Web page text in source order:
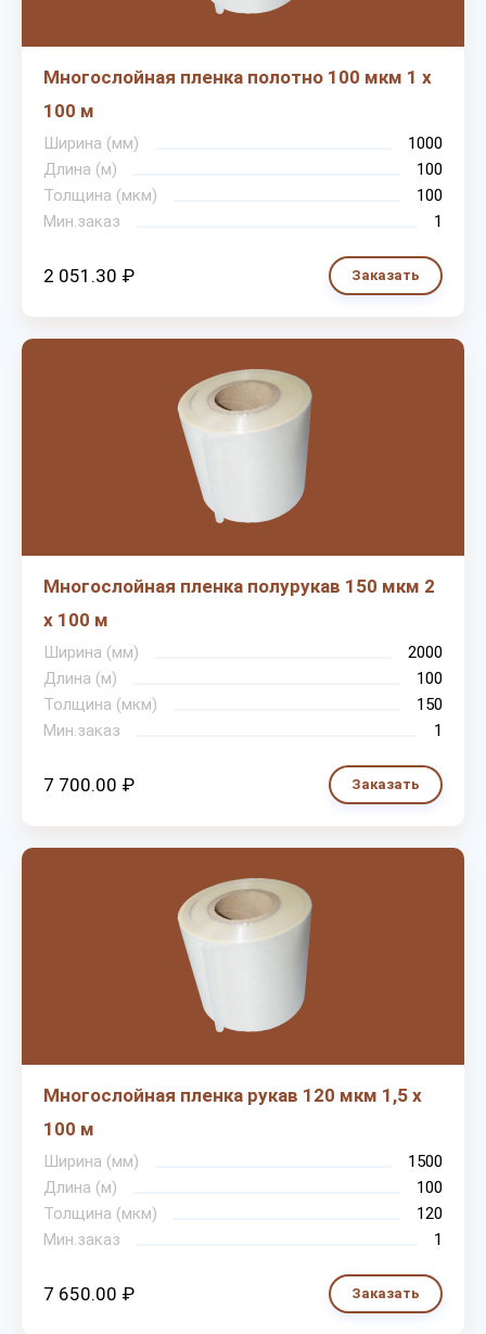
Многослойная пленка полотно 100 мкм 1 х
100 м
Ширина (мм)
1000
Длина (м)
100
Толщина (мкм)
100
Мин.заказ
1
2 051.30 ₽ Заказать
Многослойная пленка полурукав 150 мкм 2
х 100 м
Ширина (мм)
2000
Длина (м)
100
Толщина (мкм)
150
Мин.заказ
1
7 700.00 ₽ Заказать
Многослойная пленка рукав 120 мкм 1,5 х
100 м
Ширина (мм)
1500
Длина (м)
100
Толщина (мкм)
120
Мин.заказ
1
7 650.00 ₽ Заказать